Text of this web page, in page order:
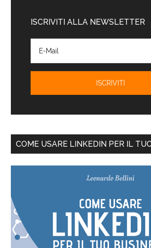
ISCRIVITI ALLA NEWSLETTER
COME USARE LINKEDIN PER IL